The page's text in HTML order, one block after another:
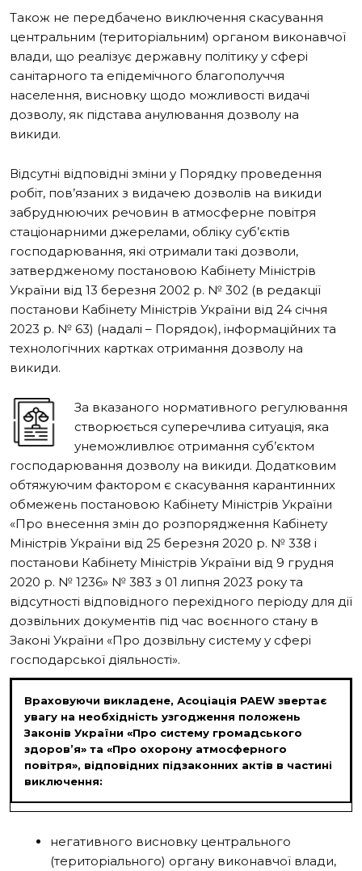
Також не передбачено виключення скасування
центральним (територіальним) органом виконавчої
влади, що реалізує державну політику у сфері
санітарного та епідемічного благополуччя
населення, висновку щодо можливості видачі
дозволу, як підстава анулювання дозволу на
викиди.
Відсутні відповідні зміни у Порядку проведення
робіт, пов’язаних з видачею дозволів на викиди
забруднюючих речовин в атмосферне повітря
стаціонарними джерелами, обліку суб’єктів
господарювання, які отримали такі дозволи,
затвердженому постановою Кабінету Міністрів
України від 13 березня 2002 р. № 302 (в редакції
постанови Кабінету Міністрів України від 24 січня
2023 р. № 63) (надалі – Порядок), інформаційних та
технологічних картках отримання дозволу на
викиди.
За вказаного нормативного регулювання
створюється суперечлива ситуація, яка
унеможливлює отримання суб’єктом
господарювання дозволу на викиди. Додатковим
обтяжуючим фактором є скасування карантинних
обмежень постановою Кабінету Міністрів України
«Про внесення змін до розпорядження Кабінету
Міністрів України від 25 березня 2020 р. № 338 і
постанови Кабінету Міністрів України від 9 грудня
2020 р. № 1236» № 383 з 01 липня 2023 року та
відсутності відповідного перехідного періоду для дії
дозвільних документів під час воєнного стану в
Законі України «Про дозвільну систему у сфері
господарської діяльності».
Враховуючи викладене, Асоціація PAEW звертає
увагу на необхідність узгодження положень
Законів України «Про систему громадського
здоров’я» та «Про охорону атмосферного
повітря», відповідних підзаконних актів в частині
виключення:
негативного висновку центрального
(територіального) органу виконавчої влади,